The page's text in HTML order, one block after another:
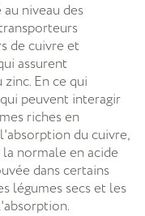
niveau des
de cuivre et
assurent
En ce qui
peuvent interagir
riches en
du cuivre,
normale en acide
dans certains
légumes secs et les